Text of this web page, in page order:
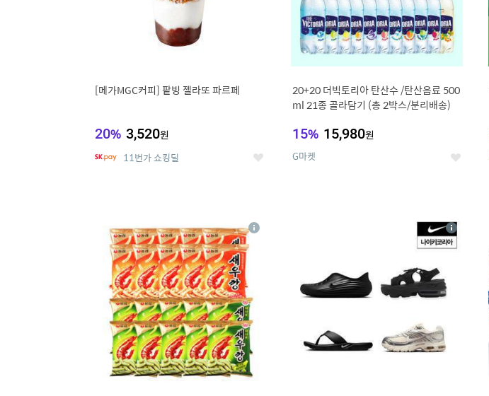
[메가MGC커피] 팥빙 젤라또 파르페
20% 3,520원
11번가 쇼킹딜 좋
20+20 더빅토리아 탄산수 /탄산음료 500
ml 21종 골라담기 (총 2박스/분리배송)
15% 15,980원
G마켓 좋
상 상
세